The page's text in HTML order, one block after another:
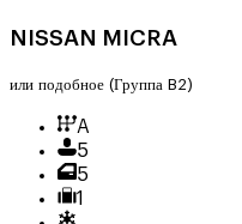
NISSAN MICRA
или подобное (Группа B2)
A
5
5
1